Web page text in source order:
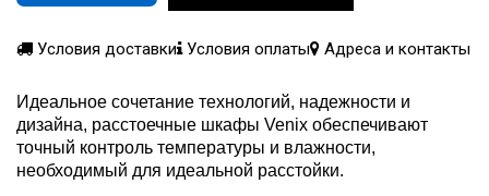
Условия доставки Условия оплаты Адреса и контакты
Идеальное сочетание технологий, надежности и
дизайна, расстоечные шкафы Venix обеспечивают
точный контроль температуры и влажности,
необходимый для идеальной расстойки.